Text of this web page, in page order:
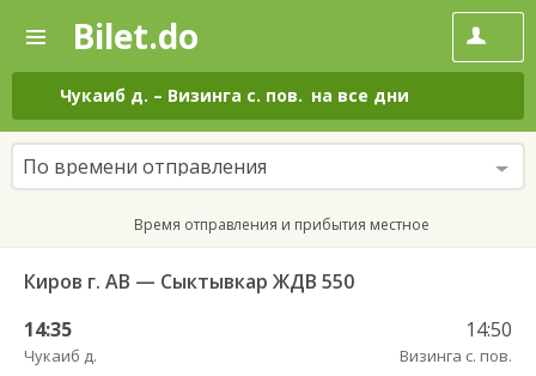
—
Поиск
и
покупка
билетов
на
автобус
онлайн
Bilet.do
Чукаиб д. – Визинга с. пов. на все дни
По времени отправления
Время отправления и прибытия местное
Киров г. АВ — Сыктывкар ЖДВ 550
14:35
Чукаиб д.
14:50
Визинга с. пов.